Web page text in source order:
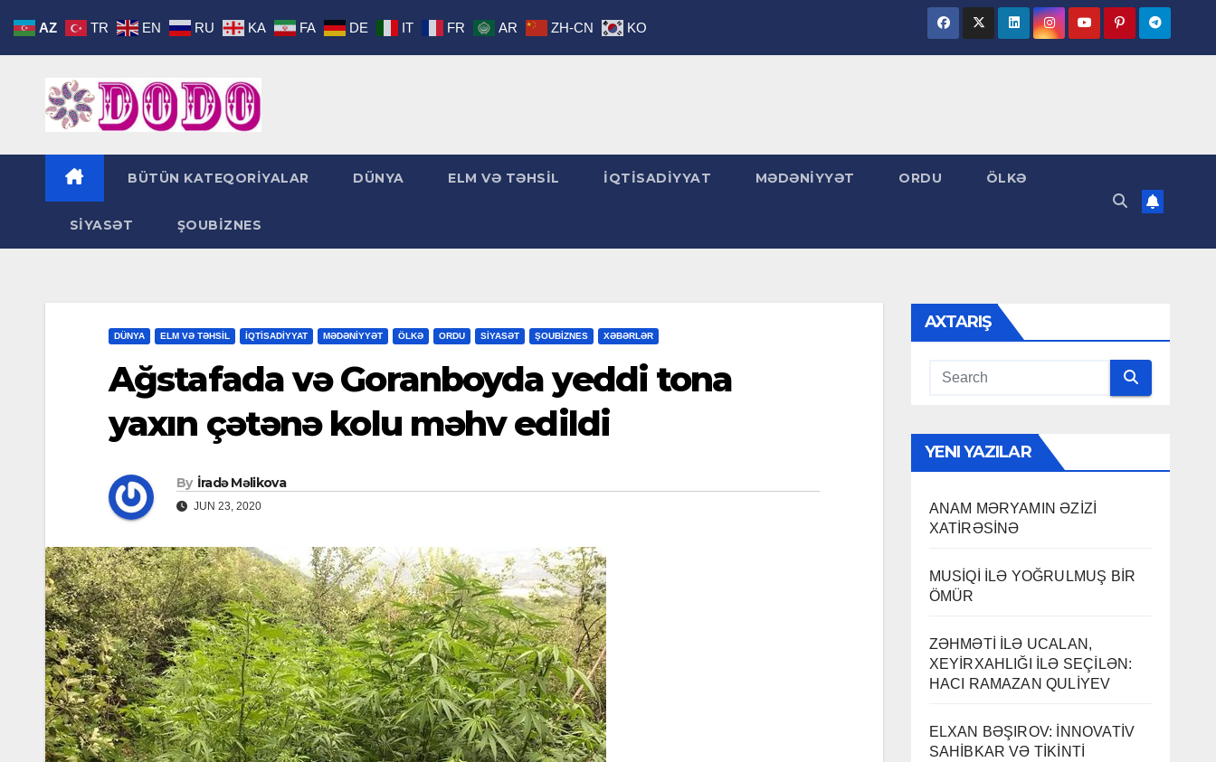
BÜTÜN KATEQORİYALAR DÜNYA ELM VƏ TƏHSİL İQTİSADİYYAT MƏDƏNİYYƏT ORDU ÖLKƏ
SİYASƏT ŞOUBİZNES
DÜNYA ELM VƏ TƏHSİL İQTİSADİYYAT MƏDƏNİYYƏT ÖLKƏ ORDU SİYASƏT ŞOUBİZNES XƏBƏRLƏR
Ağstafada və Goranboyda yeddi tona
yaxın çətənə kolu məhv edildi
By İradə Məlikova
JUN 23, 2020
AXTARIŞ
YENI YAZILAR
ANAM MƏRYAMIN ƏZİZİ
XATİRƏSİNƏ
MUSİQİ İLƏ YOĞRULMUŞ BİR
ÖMÜR
ZƏHMƏTİ İLƏ UCALAN,
XEYİRXAHLIĞI İLƏ SEÇİLƏN:
HACI RAMAZAN QULİYEV
ELXAN BƏŞIROV: İNNOVATİV
SAHİBKAR VƏ TİKİNTİ
AZ TR EN RU KA FA DE IT FR AR ZH-CN KO